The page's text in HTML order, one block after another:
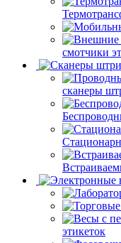
смотчики
сканеры
этикеток